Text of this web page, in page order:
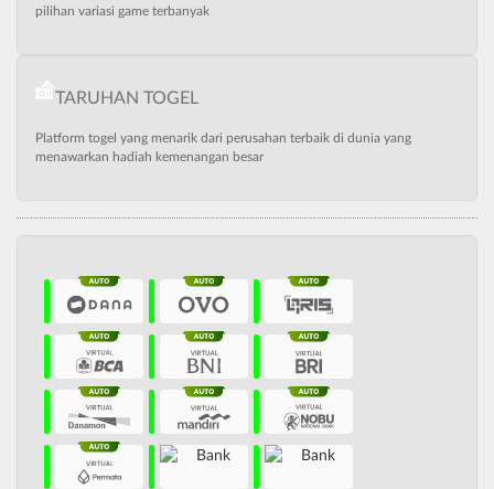
pilihan variasi game terbanyak
TARUHAN TOGEL
Platform togel yang menarik dari perusahan terbaik di dunia yang
menawarkan hadiah kemenangan besar